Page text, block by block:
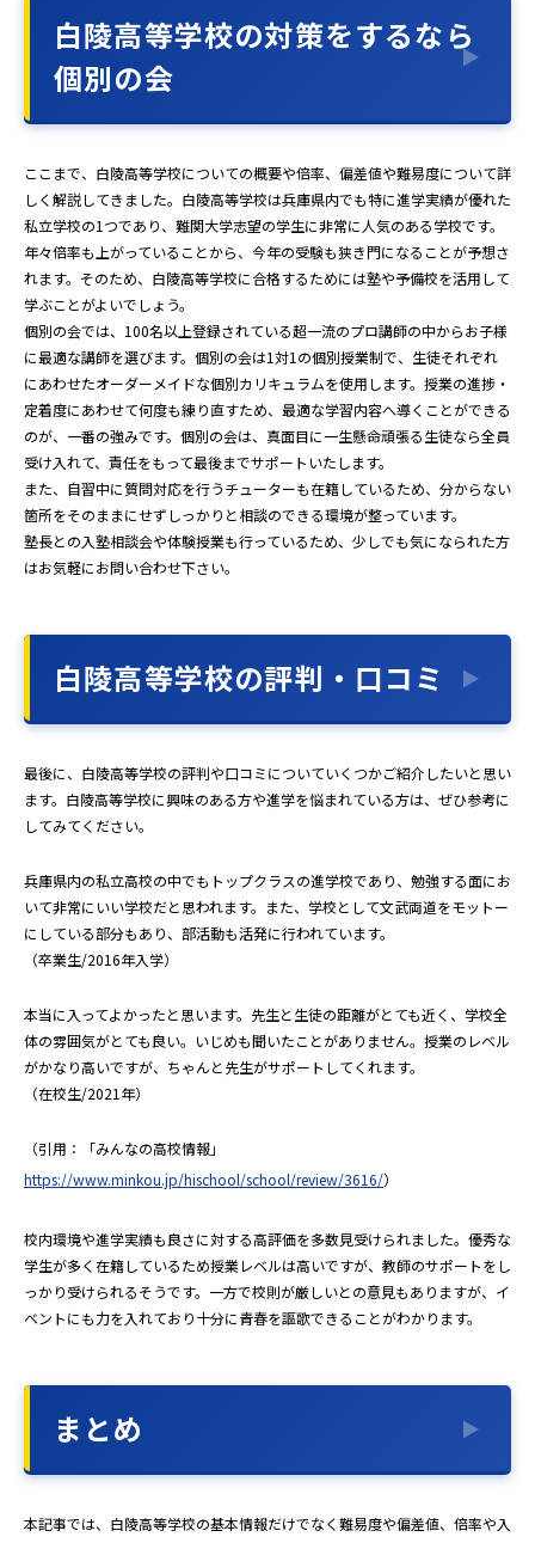
白陵高等学校の対策をするなら
個別の会
ここまで、白陵高等学校についての概要や倍率、偏差値や難易度について詳
しく解説してきました。白陵高等学校は兵庫県内でも特に進学実績が優れた
私立学校の1つであり、難関大学志望の学生に非常に人気のある学校です。
年々倍率も上がっていることから、今年の受験も狭き門になることが予想さ
れます。そのため、白陵高等学校に合格するためには塾や予備校を活用して
学ぶことがよいでしょう。
個別の会では、100名以上登録されている超一流のプロ講師の中からお子様
に最適な講師を選びます。個別の会は1対1の個別授業制で、生徒それぞれ
にあわせたオーダーメイドな個別カリキュラムを使用します。授業の進捗・
定着度にあわせて何度も練り直すため、最適な学習内容へ導くことができる
のが、一番の強みです。個別の会は、真面目に一生懸命頑張る生徒なら全員
受け入れて、責任をもって最後までサポートいたします。
また、自習中に質問対応を行うチューターも在籍しているため、分からない
箇所をそのままにせずしっかりと相談のできる環境が整っています。
塾長との入塾相談会や体験授業も行っているため、少しでも気になられた方
はお気軽にお問い合わせ下さい。
白陵高等学校の評判・口コミ
最後に、白陵高等学校の評判や口コミについていくつかご紹介したいと思い
ます。白陵高等学校に興味のある方や進学を悩まれている方は、ぜひ参考に
してみてください。
兵庫県内の私立高校の中でもトップクラスの進学校であり、勉強する面にお
いて非常にいい学校だと思われます。また、学校として文武両道をモットー
にしている部分もあり、部活動も活発に行われています。
（卒業生/2016年入学）
本当に入ってよかったと思います。先生と生徒の距離がとても近く、学校全
体の雰囲気がとても良い。いじめも聞いたことがありません。授業のレベル
がかなり高いですが、ちゃんと先生がサポートしてくれます。
（在校生/2021年）
（引用：「みんなの高校情報」
https://www.minkou.jp/hischool/school/review/3616/）
校内環境や進学実績も良さに対する高評価を多数見受けられました。優秀な
学生が多く在籍しているため授業レベルは高いですが、教師のサポートをし
っかり受けられるそうです。一方で校則が厳しいとの意見もありますが、イ
ベントにも力を入れており十分に青春を謳歌できることがわかります。
まとめ
本記事では、白陵高等学校の基本情報だけでなく難易度や偏差値、倍率や入